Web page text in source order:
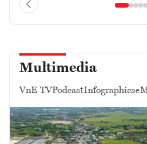
Multimedia
VnE TVPodcastInfographics